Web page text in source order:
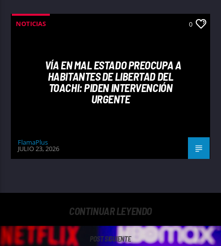
NOTICIAS 0
VÍA EN MAL ESTADO PREOCUPA A
HABITANTES DE LIBERTAD DEL
TOACHI: PIDEN INTERVENCIÓN
URGENTE
FlamaPlus
JULIO 23, 2026
CONTINUAR LEYENDO
POST SIGUIENTE